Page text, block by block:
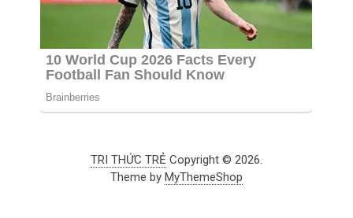
TRI THỨC TRẺ Copyright © 2026.
Theme by MyThemeShop